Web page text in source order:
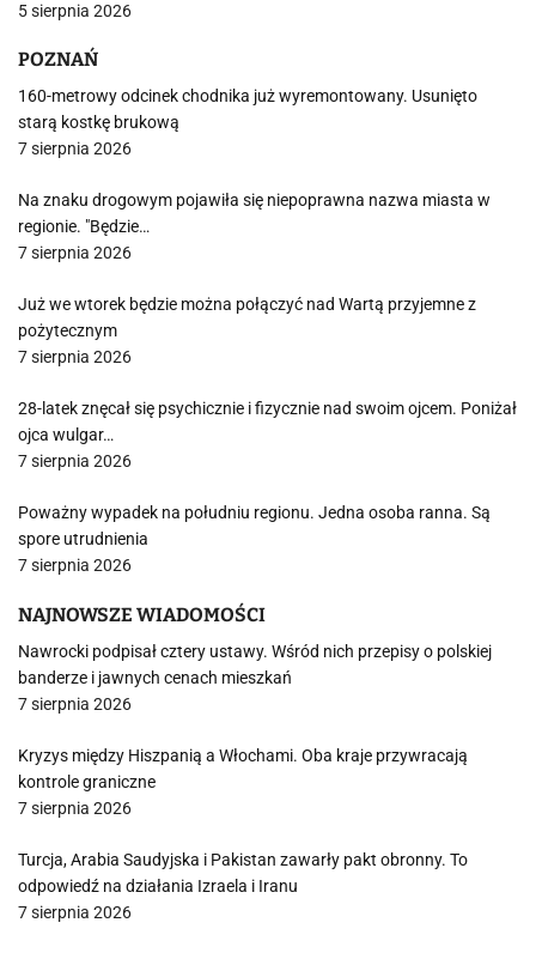
5 sierpnia 2026
POZNAŃ
160-metrowy odcinek chodnika już wyremontowany. Usunięto
starą kostkę brukową
7 sierpnia 2026
Na znaku drogowym pojawiła się niepoprawna nazwa miasta w
regionie. "Będzie…
7 sierpnia 2026
Już we wtorek będzie można połączyć nad Wartą przyjemne z
pożytecznym
7 sierpnia 2026
28-latek znęcał się psychicznie i fizycznie nad swoim ojcem. Poniżał
ojca wulgar…
7 sierpnia 2026
Poważny wypadek na południu regionu. Jedna osoba ranna. Są
spore utrudnienia
7 sierpnia 2026
NAJNOWSZE WIADOMOŚCI
Nawrocki podpisał cztery ustawy. Wśród nich przepisy o polskiej
banderze i jawnych cenach mieszkań
7 sierpnia 2026
Kryzys między Hiszpanią a Włochami. Oba kraje przywracają
kontrole graniczne
7 sierpnia 2026
Turcja, Arabia Saudyjska i Pakistan zawarły pakt obronny. To
odpowiedź na działania Izraela i Iranu
7 sierpnia 2026